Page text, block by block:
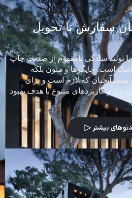
سفارش تا تحویل
تولید سادگی نامفهوم از صنعت چاپ
است. چاپگرها و متون بلکه
سطرآنچنان که لازم است و برای
و کاربردهای متنوع با هدف بهبود
بیشتر